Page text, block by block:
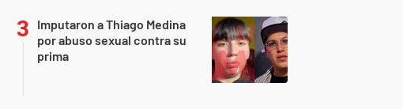
Imputaron a Thiago Medina
por abuso sexual contra su
prima